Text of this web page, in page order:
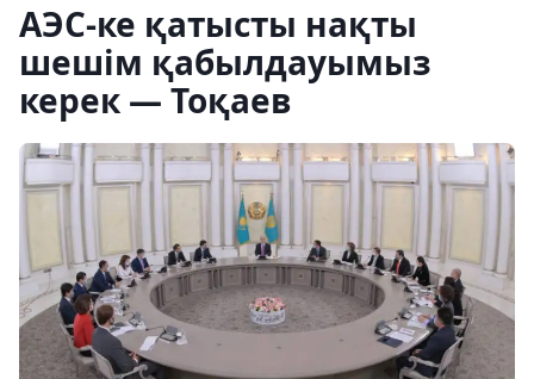
АЭС-ке қатысты нақты
шешім қабылдауымыз
керек — Тоқаев